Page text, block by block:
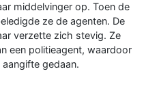
middelvinger op. Toen de
ze de agenten. De
verzette zich stevig. Ze
een politieagent, waardoor
gedaan.